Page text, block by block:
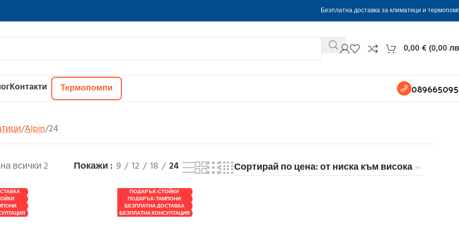
Безплатна доставка за климатици и
0,00€(0,00
Контакти Термопомпи
Alpin 24
всички 2
Покажи 9 12 18 24
ПОДАРЪК-СТОЙКИ
ПОДАРЪК-ТАМПОНИ
БЕЗПЛАТНА ДОСТАВКА
БЕЗПЛАТНА КОНСУЛТАЦИЯ